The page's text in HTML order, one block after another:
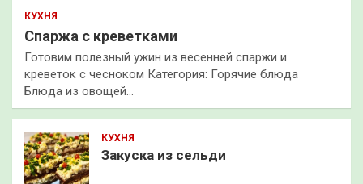
КУХНЯ
Спаржа с креветками
Готовим полезный ужин из весенней спаржи и
креветок с чесноком Категория: Горячие блюда
Блюда из овощей…
КУХНЯ
Закуска из сельди